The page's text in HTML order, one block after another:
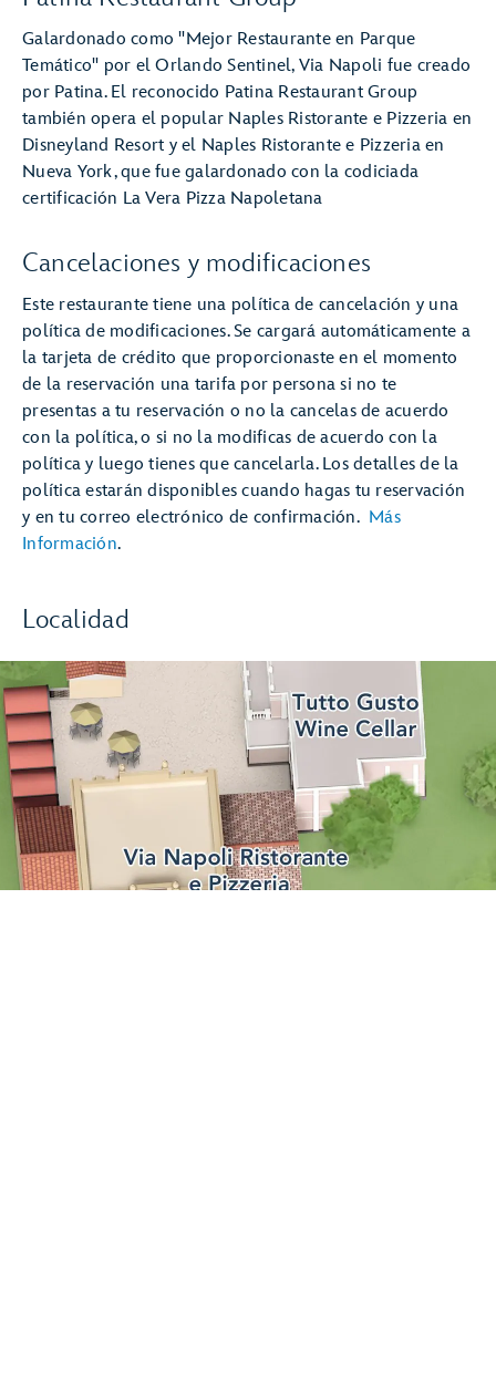
Galardonado como "Mejor Restaurante en Parque
Temático" por el Orlando Sentinel, Via Napoli fue creado
por Patina. El reconocido Patina Restaurant Group
también opera el popular Naples Ristorante e Pizzeria en
Disneyland Resort y el Naples Ristorante e Pizzeria en
Nueva York, que fue galardonado con la codiciada
certificación La Vera Pizza Napoletana
Cancelaciones y modificaciones
Este restaurante tiene una política de cancelación y una
política de modificaciones. Se cargará automáticamente a
la tarjeta de crédito que proporcionaste en el momento
de la reservación una tarifa por persona si no te
presentas a tu reservación o no la cancelas de acuerdo
con la política, o si no la modificas de acuerdo con la
política y luego tienes que cancelarla. Los detalles de la
política estarán disponibles cuando hagas tu reservación
y en tu correo electrónico de confirmación. Más
Información.
Localidad